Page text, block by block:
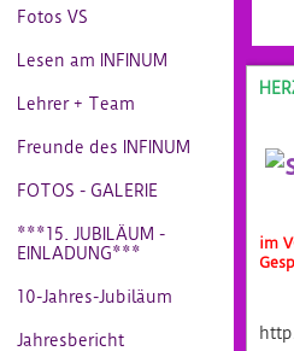
Fotos VS
Lesen am INFINUM
Lehrer + Team
Freunde des INFINUM
FOTOS - GALERIE
***15. JUBILÄUM -
EINLADUNG***
10-Jahres-Jubiläum
Jahresbericht
im